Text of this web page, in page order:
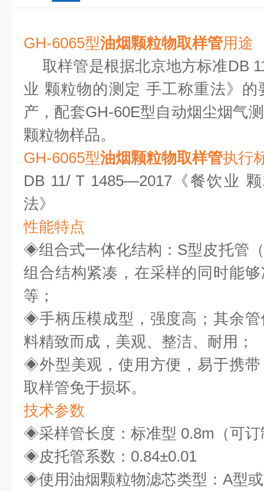
GH-6065型油烟颗粒物取样管用途
取样管是根据北京地方标准DB
业 颗粒物的测定 手工称重法》
产，配套GH-60E型自动烟尘烟气
颗粒物样品。
GH-6065型油烟颗粒物取样管执行
DB 11/ T 1485—2017《餐饮业
法》
性能特点
◈组合式一体化结构： S型皮托管
组合结构紧凑，在采样的同时能
等；
◈手柄压模成型，强度高；其余
料精致而成，美观、整洁、耐用；
◈外型美观，使用方便，易于携
取样管免于损坏。
技术参数
◈采样管长度：标准型 0.8m（可
◈皮托管系数： 0.84±0.01
◈使用油烟颗粒物滤芯类型： A型